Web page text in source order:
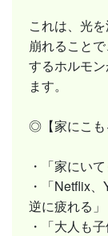
これは、光
崩れること
するホルモ
ます。
◎【家にこも
・「家にい
・「Netflix
逆に疲れる」
・「大人も